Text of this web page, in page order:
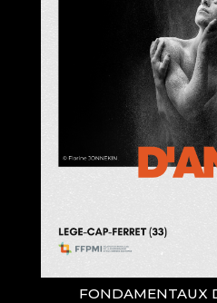
FONDAMENTAUX